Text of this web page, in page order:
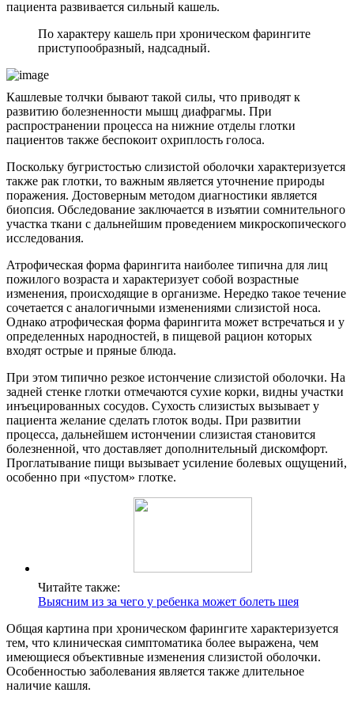
пациента развивается сильный кашель.
По характеру кашель при хроническом фарингите
приступообразный, надсадный.
Кашлевые толчки бывают такой силы, что приводят к
развитию болезненности мышц диафрагмы. При
распространении процесса на нижние отделы глотки
пациентов также беспокоит охриплость голоса.
Поскольку бугристостью слизистой оболочки характеризуется
также рак глотки, то важным является уточнение природы
поражения. Достоверным методом диагностики является
биопсия. Обследование заключается в изъятии сомнительного
участка ткани с дальнейшим проведением микроскопического
исследования.
Атрофическая форма фарингита наиболее типична для лиц
пожилого возраста и характеризует собой возрастные
изменения, происходящие в организме. Нередко такое течение
сочетается с аналогичными изменениями слизистой носа.
Однако атрофическая форма фарингита может встречаться и у
определенных народностей, в пищевой рацион которых
входят острые и пряные блюда.
При этом типично резкое истончение слизистой оболочки. На
задней стенке глотки отмечаются сухие корки, видны участки
инъецированных сосудов. Сухость слизистых вызывает у
пациента желание сделать глоток воды. При развитии
процесса, дальнейшем истончении слизистая становится
болезненной, что доставляет дополнительный дискомфорт.
Проглатывание пищи вызывает усиление болевых ощущений,
особенно при «пустом» глотке.
Читайте также:
Выясним из за чего у ребенка может болеть шея
Общая картина при хроническом фарингите характеризуется
тем, что клиническая симптоматика более выражена, чем
имеющиеся объективные изменения слизистой оболочки.
Особенностью заболевания является также длительное
наличие кашля.